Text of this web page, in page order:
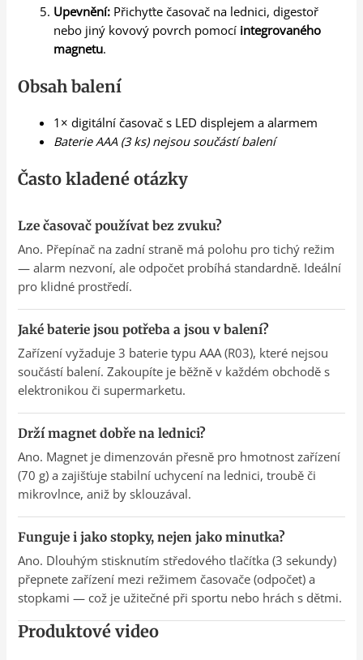
Upevnění: Přichyťte časovač na lednici, digestoř
nebo jiný kovový povrch pomocí integrovaného
magnetu.
Obsah balení
1× digitální časovač s LED displejem a alarmem
Baterie AAA (3 ks) nejsou součástí balení
Často kladené otázky
Lze časovač používat bez zvuku?
Ano. Přepínač na zadní straně má polohu pro tichý režim
— alarm nezvoní, ale odpočet probíhá standardně. Ideální
pro klidné prostředí.
Jaké baterie jsou potřeba a jsou v balení?
Zařízení vyžaduje 3 baterie typu AAA (R03), které nejsou
součástí balení. Zakoupíte je běžně v každém obchodě s
elektronikou či supermarketu.
Drží magnet dobře na lednici?
Ano. Magnet je dimenzován přesně pro hmotnost zařízení
(70 g) a zajišťuje stabilní uchycení na lednici, troubě či
mikrovlnce, aniž by sklouzával.
Funguje i jako stopky, nejen jako minutka?
Ano. Dlouhým stisknutím středového tlačítka (3 sekundy)
přepnete zařízení mezi režimem časovače (odpočet) a
stopkami — což je užitečné při sportu nebo hrách s dětmi.
Produktové video